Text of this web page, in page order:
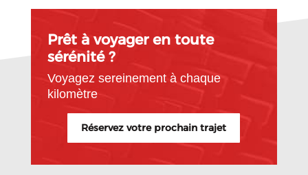
Prêt à voyager en toute
sérénité ?
Voyagez sereinement à chaque
kilomètre
Réservez votre prochain trajet